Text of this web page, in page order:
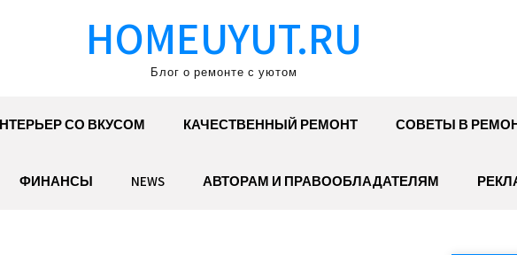
HOMEUYUT.RU
Блог о ремонте с уютом
СО ВКУСОМ КАЧЕСТВЕННЫЙ РЕМОНТ СОВЕТЫ В
ФИНАНСЫ NEWS АВТОРАМ И ПРАВООБЛАДАТЕЛЯМ